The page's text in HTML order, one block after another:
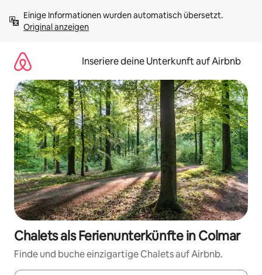
Inhalten
springenOriginal anzeigen
Inseriere deine Unterkunft auf Airbnb
Chalets als Ferienunterkünfte in Colmar
Finde und buche einzigartige Chalets auf Airbnb.